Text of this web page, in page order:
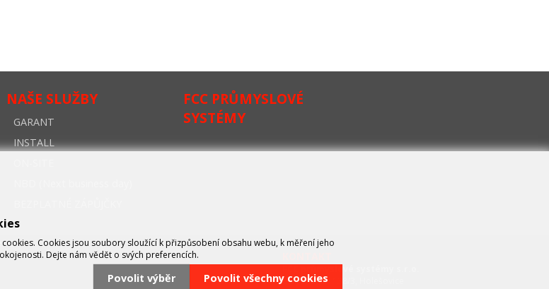
NAŠE SLUŽBY
GARANT
INSTALL
FCC PRŮMYSLOVÉ
SYSTÉMY
U Výstaviště 138/3, Holešovice
Cookies jsou soubory sloužící k přizpůsobení obsahu webu, k měření jeho
Dejte nám vědět o svých preferencích.
Povolit výběr Povolit všechny cookies